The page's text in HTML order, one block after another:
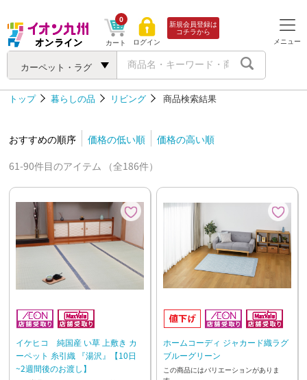
カーペット・ラグ
カート
0
ログイン
新規会員登録は
コチラから
メニュー
トップ 暮らしの品 リビング 商品検索結果
おすすめの順序 価格の低い順
価格の高い順
61-90件目のアイテム （全186件）
イケヒコ 純国産 い草 上敷き カ
ーペット 糸引織 『湯沢』【10日
~2週間後のお渡し】
ホームコーディ ジャカード織ラグ
ブルーグリーン
この商品にはバリエーションがありま